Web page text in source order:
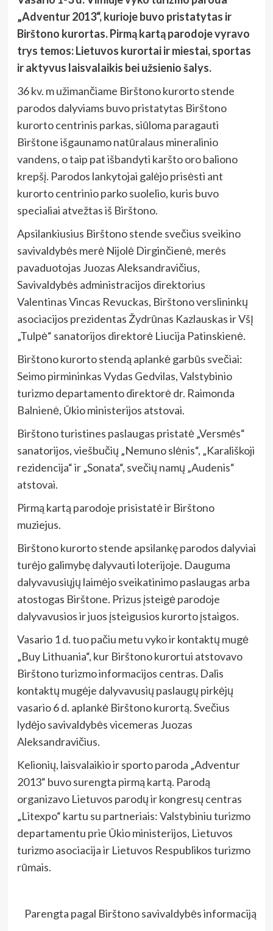
„Adventur 2013“, kurioje buvo pristatytas ir
Birštono kurortas. Pirmą kartą parodoje vyravo
trys temos: Lietuvos kurortai ir miestai, sportas
ir aktyvus laisvalaikis bei užsienio šalys.
36 kv. m užimančiame Birštono kurorto stende
parodos dalyviams buvo pristatytas Birštono
kurorto centrinis parkas, siūloma paragauti
Birštone išgaunamo natūralaus mineralinio
vandens, o taip pat išbandyti karšto oro baliono
krepšį. Parodos lankytojai galėjo prisėsti ant
kurorto centrinio parko suolelio, kuris buvo
specialiai atvežtas iš Birštono.
Apsilankiusius Birštono stende svečius sveikino
savivaldybės merė Nijolė Dirginčienė, merės
pavaduotojas Juozas Aleksandravičius,
Savivaldybės administracijos direktorius
Valentinas Vincas Revuckas, Birštono verslininkų
asociacijos prezidentas Žydrūnas Kazlauskas ir VšĮ
„Tulpė“ sanatorijos direktorė Liucija Patinskienė.
Birštono kurorto stendą aplankė garbūs svečiai:
Seimo pirmininkas Vydas Gedvilas, Valstybinio
turizmo departamento direktorė dr. Raimonda
Balnienė, Ūkio ministerijos atstovai.
Birštono turistines paslaugas pristatė „Versmės“
sanatorijos, viešbučių „Nemuno slėnis“, „Karališkoji
rezidencija“ ir „Sonata“, svečių namų „Audenis“
atstovai.
Pirmą kartą parodoje prisistatė ir Birštono
muziejus.
Birštono kurorto stende apsilankę parodos dalyviai
turėjo galimybę dalyvauti loterijoje. Dauguma
dalyvavusiųjų laimėjo sveikatinimo paslaugas arba
atostogas Birštone. Prizus įsteigė parodoje
dalyvavusios ir juos įsteigusios kurorto įstaigos.
Vasario 1 d. tuo pačiu metu vyko ir kontaktų mugė
„Buy Lithuania“, kur Birštono kurortui atstovavo
Birštono turizmo informacijos centras. Dalis
kontaktų mugėje dalyvavusių paslaugų pirkėjų
vasario 6 d. aplankė Birštono kurortą. Svečius
lydėjo savivaldybės vicemeras Juozas
Aleksandravičius.
Kelionių, laisvalaikio ir sporto paroda „Adventur
2013“ buvo surengta pirmą kartą. Parodą
organizavo Lietuvos parodų ir kongresų centras
„Litexpo“ kartu su partneriais: Valstybiniu turizmo
departamentu prie Ūkio ministerijos, Lietuvos
turizmo asociacija ir Lietuvos Respublikos turizmo
rūmais.
Parengta pagal Birštono savivaldybės informaciją